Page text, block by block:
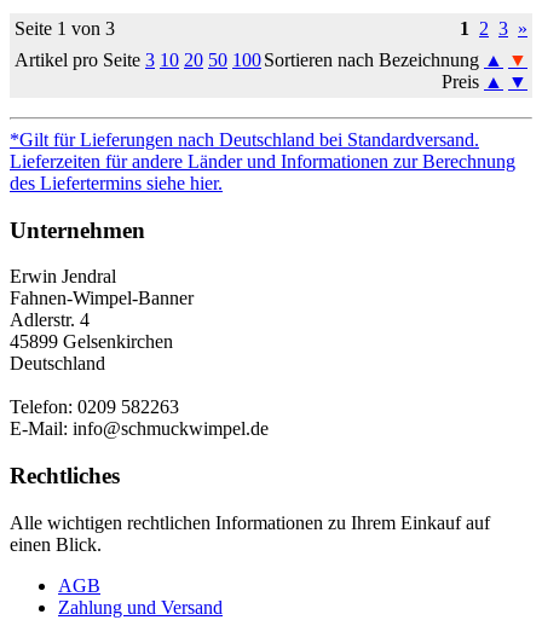
Seite 1 von 3 1 2 3 »
Artikel pro Seite 3 10 20 50 100Sortieren nach Bezeichnung ▲
▼
Preis ▲ ▼
*Gilt für Lieferungen nach Deutschland bei Standardversand.
Lieferzeiten für andere Länder und Informationen zur Berechnung
des Liefertermins siehe hier.
Unternehmen
Erwin Jendral
Fahnen-Wimpel-Banner
Adlerstr. 4
45899 Gelsenkirchen
Deutschland
Telefon: 0209 582263
E-Mail: info@schmuckwimpel.de
Rechtliches
Alle wichtigen rechtlichen Informationen zu Ihrem Einkauf auf
einen Blick.
AGB
Zahlung und Versand